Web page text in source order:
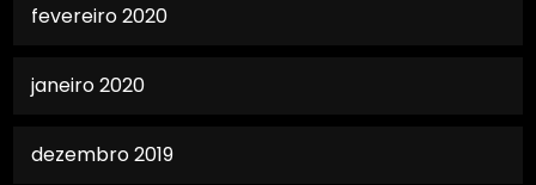
fevereiro 2020
janeiro 2020
dezembro 2019